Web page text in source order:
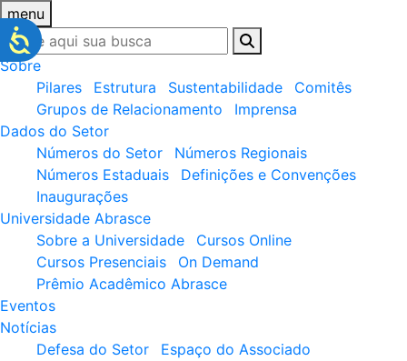
menu
Sobre
Pilares
Estrutura Sustentabilidade
Comitês
Grupos de Relacionamento
Imprensa
Dados do Setor
Números do Setor
Números Regionais
Números Estaduais
Definições e Convenções
Inaugurações
Universidade Abrasce
Sobre a Universidade
Cursos Online
Cursos Presenciais
On Demand
Prêmio Acadêmico Abrasce
Eventos
Notícias
Defesa do Setor
Espaço do Associado